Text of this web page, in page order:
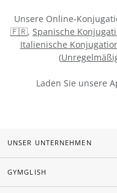
Unsere Online-
🇫🇷, Spanische
Italienische
(
Laden Sie unsere
UNSER UNTERNEHMEN
GYMGLISH